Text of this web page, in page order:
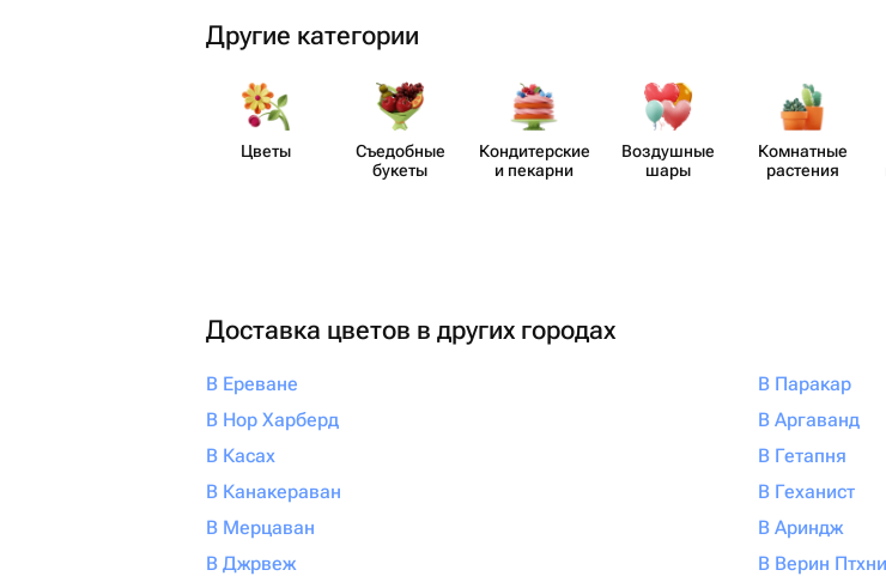
Другие категории
Цветы
Съедобные
букеты
Кондит​ерские
и пекарни
Воздушные
шары
Комнатные
растения
Доставка цветов в других городах
В Ереване
В Нор Харберд
В Касах
В Канакераван
В Мерцаван
В Джрвеж
В Паракар
В Аргаванд
В Гетапня
В Геханист
В Ариндж
В Верин Птхни